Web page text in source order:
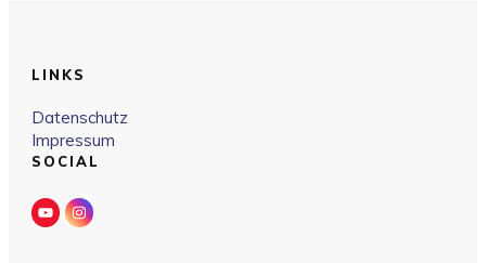
LINKS
Datenschutz
Impressum
SOCIAL